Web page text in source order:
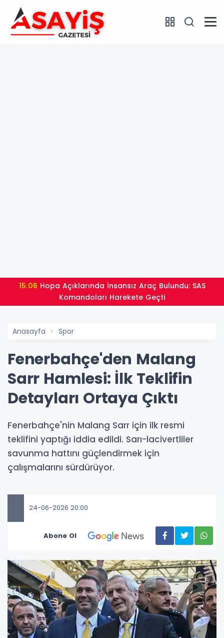
15:06
Komandoları Harekete Geçti
Anasayfa Spor
Fenerbahçe'den Malang
Sarr Hamlesi: İlk Teklifin
Detayları Ortaya Çıktı
Fenerbahçe'nin Malang Sarr için ilk resmi
teklifini yaptığı iddia edildi. Sarı-lacivertliler
savunma hattını güçlendirmek için
çalışmalarını sürdürüyor.
24-06-2026 20:00
Abone Ol